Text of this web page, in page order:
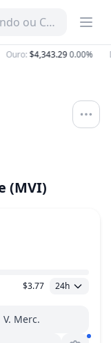
ou Categoria
Ouro:$4,343.290.00%
(MVI)
$3.77 24h
V. Merc.